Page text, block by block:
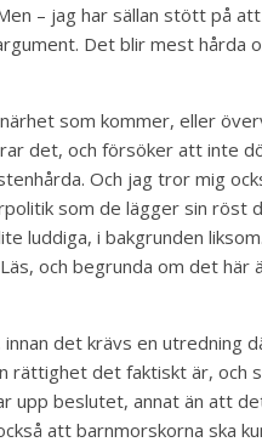
– jag har sällan stött på
Det blir mest hårda
som kommer, eller
det, och försöker att inte
Och jag tror mig
som de lägger sin röst
luddiga, i bakgrunden
och begrunda om det här
det krävs en utredning
rättighet det faktiskt är,
upp beslutet, annat än att
att barnmorskorna ska